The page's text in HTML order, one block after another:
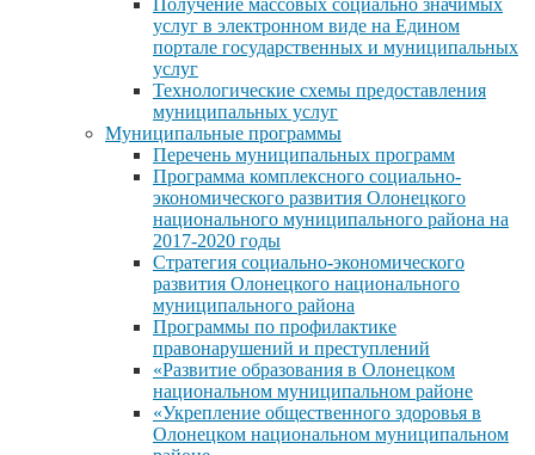
услуг в электронном виде на Едином
портале государственных и муниципальных
услуг
Технологические схемы предоставления
муниципальных услуг
Муниципальные программы
Перечень муниципальных программ
Программа комплексного социально-
экономического развития Олонецкого
национального муниципального района на
2017-2020 годы
Стратегия социально-экономического
развития Олонецкого национального
муниципального района
Программы по профилактике
правонарушений и преступлений
«Развитие образования в Олонецком
национальном муниципальном районе
«Укрепление общественного здоровья в
Олонецком национальном муниципальном